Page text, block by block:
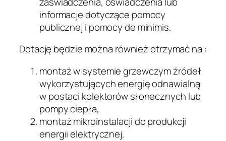
informacje dotyczące pomocy
publicznej i pomocy de minimis.
Dotację będzie można również otrzymać na :
montaż w systemie grzewczym źródeł
wykorzystujących energię odnawialną
w postaci kolektorów słonecznych lub
pompy ciepła,
montaż mikroinstalacji do produkcji
energii elektrycznej.